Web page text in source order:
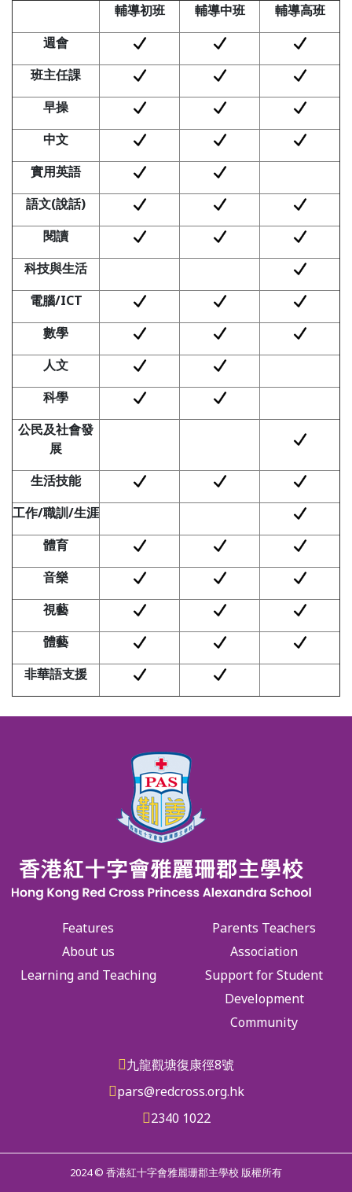
輔導初班 輔導中班
輔導高班
週會
班主任課
早操
中文
實用英語
語文(說話)
閱讀
科技與生活
電腦/ICT
數學
人文
科學
公民及社會發
展
生活技能
工作/職訓/生涯
體育
音樂
視藝
體藝
非華語支援
Features
About us
Learning and Teaching
Parents Teachers
Association
Support for Student
Development
Community
九龍觀塘復康徑8號
pars@redcross.org.hk
2340 1022
2024 © 香港紅十字會雅麗珊郡主學校 版權所有